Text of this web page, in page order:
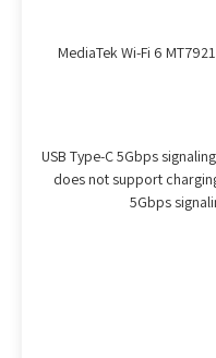
MediaTek Wi-Fi 6
USB Type-C 5Gbps
does not support
5Gbps